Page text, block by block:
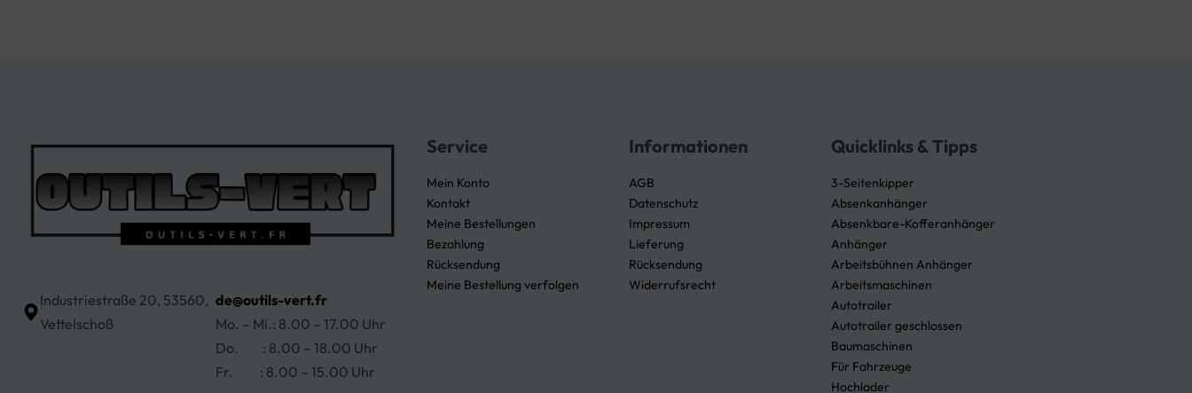
Industriestraße 20, 53560,
Vettelschoß
de@outils-vert.fr
Mo. – Mi.: 8.00 – 17.00 Uhr
Do. : 8.00 – 18.00 Uhr
Fr. : 8.00 – 15.00 Uhr
Service
Mein Konto
Kontakt
Meine Bestellungen
Bezahlung
Rücksendung
Meine Bestellung verfolgen
Informationen
AGB
Datenschutz
Impressum
Lieferung
Rücksendung
Widerrufsrecht
Quicklinks & Tipps
3-Seitenkipper
Absenkanhänger
Absenkbare-Kofferanhänger
Anhänger
Arbeitsbühnen Anhänger
Arbeitsmaschinen
Autotrailer
Autotrailer geschlossen
Baumaschinen
Für Fahrzeuge
Hochlader